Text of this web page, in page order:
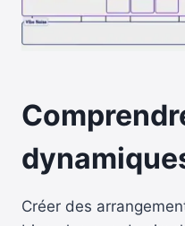
Créer des